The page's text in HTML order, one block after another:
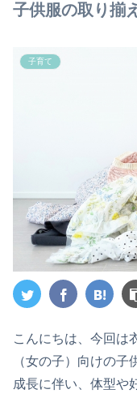
子供服の取り揃
子育て
こんにちは、今回は
（女の子）向けの
成長に伴い、体型や